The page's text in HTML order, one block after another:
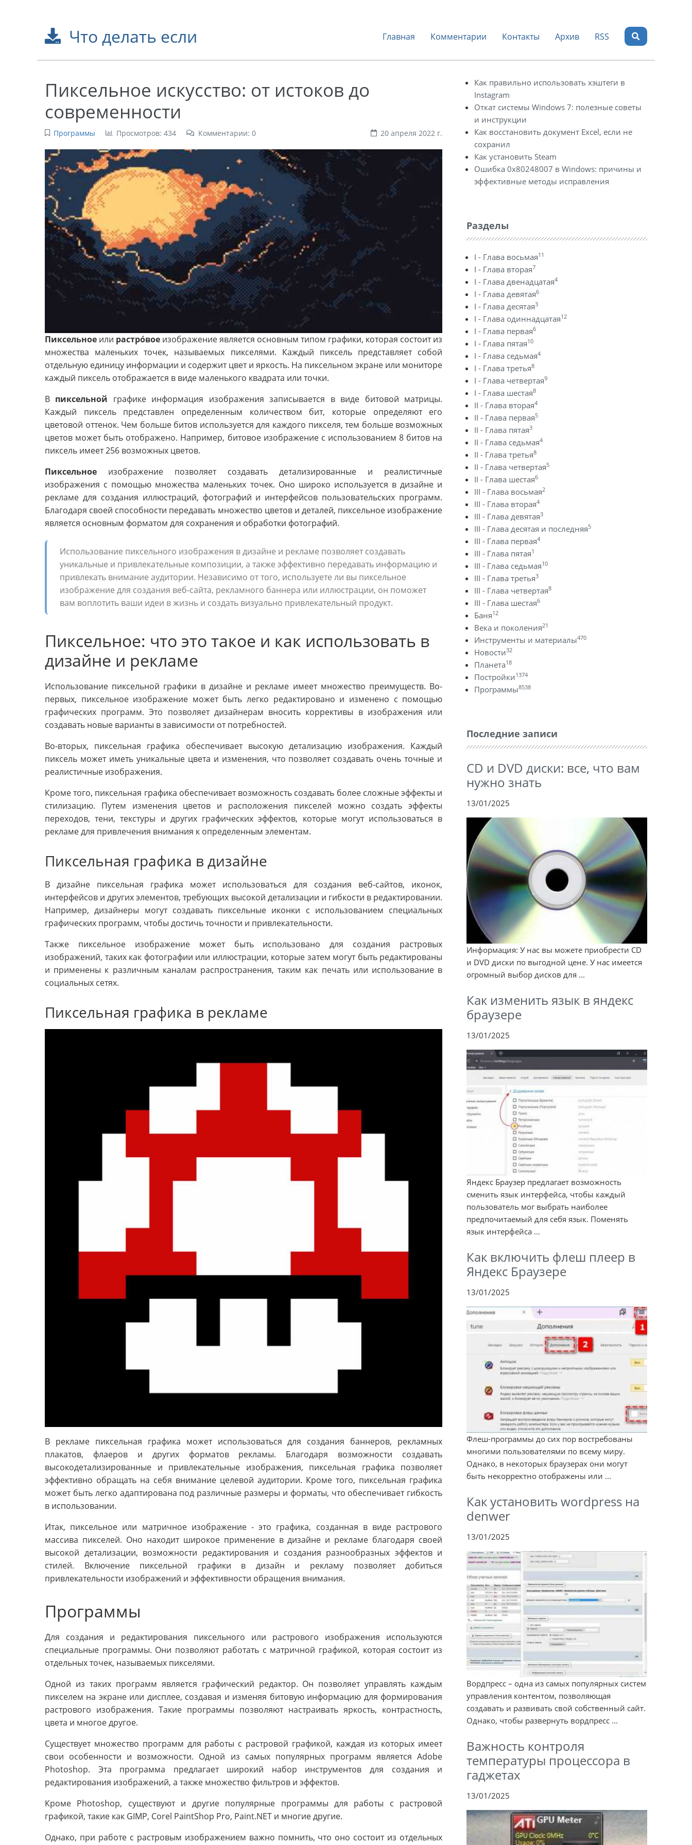
Что делать если Главная Комментарии Контакты Архив RSS
Пиксельное искусство: от истоков до
современности
Программы Просмотров: 434 Комментарии: 0 20 апреля 2022 г.
Пиксельное или растро́вое изображение является основным типом графики, которая состоит из
множества маленьких точек, называемых пикселями. Каждый пиксель представляет собой
отдельную единицу информации и содержит цвет и яркость. На пиксельном экране или мониторе
каждый пиксель отображается в виде маленького квадрата или точки.
В пиксельной графике информация изображения записывается в виде битовой матрицы.
Каждый пиксель представлен определенным количеством бит, которые определяют его
цветовой оттенок. Чем больше битов используется для каждого пикселя, тем больше возможных
цветов может быть отображено. Например, битовое изображение с использованием 8 битов на
пиксель имеет 256 возможных цветов.
Пиксельное изображение позволяет создавать детализированные и реалистичные
изображения с помощью множества маленьких точек. Оно широко используется в дизайне и
рекламе для создания иллюстраций, фотографий и интерфейсов пользовательских программ.
Благодаря своей способности передавать множество цветов и деталей, пиксельное изображение
является основным форматом для сохранения и обработки фотографий.
Использование пиксельного изображения в дизайне и рекламе позволяет создавать
уникальные и привлекательные композиции, а также эффективно передавать информацию и
привлекать внимание аудитории. Независимо от того, используете ли вы пиксельное
изображение для создания веб-сайта, рекламного баннера или иллюстрации, он поможет
вам воплотить ваши идеи в жизнь и создать визуально привлекательный продукт.
Пиксельное: что это такое и как использовать в
дизайне и рекламе
Использование пиксельной графики в дизайне и рекламе имеет множество преимуществ. Во-
первых, пиксельное изображение может быть легко редактировано и изменено с помощью
графических программ. Это позволяет дизайнерам вносить коррективы в изображения или
создавать новые варианты в зависимости от потребностей.
Во-вторых, пиксельная графика обеспечивает высокую детализацию изображения. Каждый
пиксель может иметь уникальные цвета и изменения, что позволяет создавать очень точные и
реалистичные изображения.
Кроме того, пиксельная графика обеспечивает возможность создавать более сложные эффекты и
стилизацию. Путем изменения цветов и расположения пикселей можно создать эффекты
переходов, тени, текстуры и других графических эффектов, которые могут использоваться в
рекламе для привлечения внимания к определенным элементам.
Пиксельная графика в дизайне
В дизайне пиксельная графика может использоваться для создания веб-сайтов, иконок,
интерфейсов и других элементов, требующих высокой детализации и гибкости в редактировании.
Например, дизайнеры могут создавать пиксельные иконки с использованием специальных
графических программ, чтобы достичь точности и привлекательности.
Также пиксельное изображение может быть использовано для создания растровых
изображений, таких как фотографии или иллюстрации, которые затем могут быть редактированы
и применены к различным каналам распространения, таким как печать или использование в
социальных сетях.
Пиксельная графика в рекламе
В рекламе пиксельная графика может использоваться для создания баннеров, рекламных
плакатов, флаеров и других форматов рекламы. Благодаря возможности создавать
высокодетализированные и привлекательные изображения, пиксельная графика позволяет
эффективно обращать на себя внимание целевой аудитории. Кроме того, пиксельная графика
может быть легко адаптирована под различные размеры и форматы, что обеспечивает гибкость
в использовании.
Итак, пиксельное или матричное изображение - это графика, созданная в виде растрового
массива пикселей. Оно находит широкое применение в дизайне и рекламе благодаря своей
высокой детализации, возможности редактирования и создания разнообразных эффектов и
стилей. Включение пиксельной графики в дизайн и рекламу позволяет добиться
привлекательности изображений и эффективности обращения внимания.
Программы
Для создания и редактирования пиксельного или растрового изображения используются
специальные программы. Они позволяют работать с матричной графикой, которая состоит из
отдельных точек, называемых пикселями.
Одной из таких программ является графический редактор. Он позволяет управлять каждым
пикселем на экране или дисплее, создавая и изменяя битовую информацию для формирования
растрового изображения. Такие программы позволяют настраивать яркость, контрастность,
цвета и многое другое.
Существует множество программ для работы с растровой графикой, каждая из которых имеет
свои особенности и возможности. Одной из самых популярных программ является Adobe
Photoshop. Эта программа предлагает широкий набор инструментов для создания и
редактирования изображений, а также множество фильтров и эффектов.
Кроме Photoshop, существуют и другие популярные программы для работы с растровой
графикой, такие как GIMP, Corel PaintShop Pro, Paint.NET и многие другие.
Однако, при работе с растровым изображением важно помнить, что оно состоит из отдельных
Как правильно использовать хэштеги в
Instagram
Откат системы Windows 7: полезные советы
и инструкции
Как восстановить документ Excel, если не
сохранил
Как установить Steam
Ошибка 0x80248007 в Windows: причины и
эффективные методы исправления
Разделы
I - Глава восьмая11
I - Глава вторая7
I - Глава двенадцатая4
I - Глава девятая6
I - Глава десятая3
I - Глава одиннадцатая12
I - Глава первая6
I - Глава пятая10
I - Глава седьмая4
I - Глава третья8
I - Глава четвертая9
I - Глава шестая8
II - Глава вторая4
II - Глава первая5
II - Глава пятая3
II - Глава седьмая4
II - Глава третья8
II - Глава четвертая5
II - Глава шестая6
III - Глава восьмая2
III - Глава вторая4
III - Глава девятая3
III - Глава десятая и последняя5
III - Глава первая4
III - Глава пятая1
III - Глава седьмая10
III - Глава третья3
III - Глава четвертая8
III - Глава шестая6
Баня12
Века и поколения21
Инструменты и материалы470
Новости32
Планета18
Постройки1374
Программы8538
Последние записи
CD и DVD диски: все, что вам
нужно знать
13/01/2025
Информация: У нас вы можете приобрести CD
и DVD диски по выгодной цене. У нас имеется
огромный выбор дисков для ...
Как изменить язык в яндекс
браузере
13/01/2025
Яндекс Браузер предлагает возможность
сменить язык интерфейса, чтобы каждый
пользователь мог выбрать наиболее
предпочитаемый для себя язык. Поменять
язык интерфейса ...
Как включить флеш плеер в
Яндекс Браузере
13/01/2025
Флеш-программы до сих пор востребованы
многими пользователями по всему миру.
Однако, в некоторых браузерах они могут
быть некорректно отображены или ...
Как установить wordpress на
denwer
13/01/2025
Вордпресс – одна из самых популярных систем
управления контентом, позволяющая
создавать и развивать свой собственный сайт.
Однако, чтобы развернуть вордпресс ...
Важность контроля
температуры процессора в
гаджетах
13/01/2025